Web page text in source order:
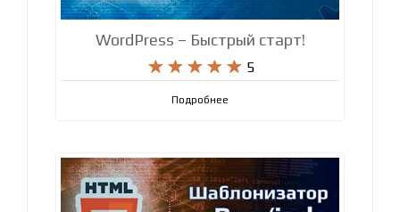
WordPress – Быстрый старт!
    
     5
Подробнее